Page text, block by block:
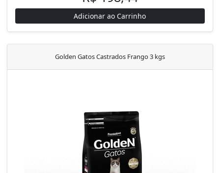
Adicionar ao Carrinho
Golden Gatos Castrados Frango 3 kgs